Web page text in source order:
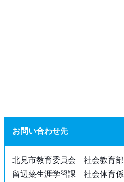
お問い合わせ先
北見市教育委員会 社会教育部
留辺蘂生涯学習課 社会体育係